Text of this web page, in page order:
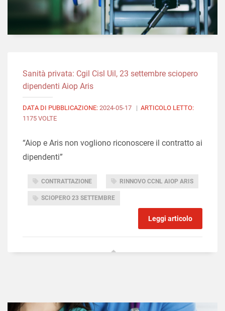
Sanità privata: Cgil Cisl Uil, 23 settembre sciopero
dipendenti Aiop Aris
DATA DI PUBBLICAZIONE: 2024-05-17 | ARTICOLO LETTO:
1175 VOLTE
“Aiop e Aris non vogliono riconoscere il contratto ai
dipendenti”
CONTRATTAZIONE RINNOVO CCNL AIOP ARIS
SCIOPERO 23 SETTEMBRE
Leggi articolo